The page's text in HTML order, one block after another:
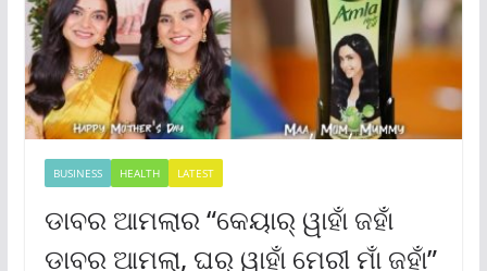
BUSINESS HEALTH LATEST
ଡାବର ଆମଲାର “କେୟାର୍ ୱାହାଁ ଜହାଁ
ଡାବର ଆମଲା, ଘର୍ ୱାହାଁ ମେରୀ ମାଁ ଜହାଁ”